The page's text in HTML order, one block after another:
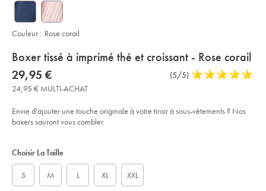
details
about
product:
Boxer tissé à imprimé thé et croissant - Rose corail
Details
https://www.charlestyrwhitt.com/fr/boxer-
tiss%C3%A9-
%C3%A0-
imprim%C3%A9-
et-
croissant-
-
sourceCode=frdefault
now
29,95
€
29,95 €
Commentaires
(5/5) 5
of
5
24,95 € MULTI-ACHAT
Envie d'ajouter une touche originale à votre tiroir à sous-vêtements ? Nos
boxers sauront vous combler.
Couleur : Rose corail
Actions
cart
Choisir La Taille
S M L XL XXL